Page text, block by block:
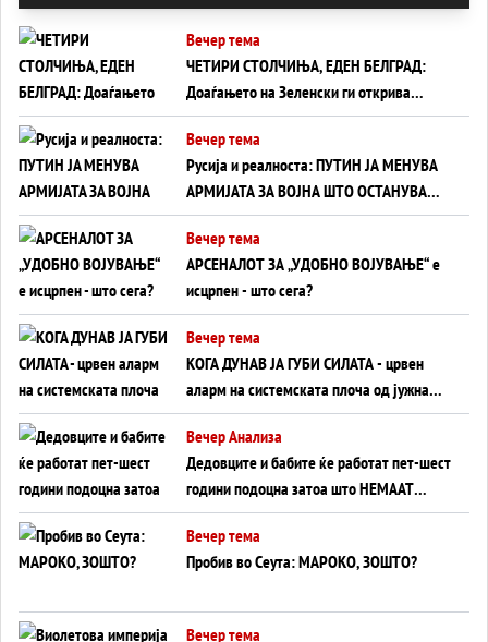
Вечер тема
ЧЕТИРИ СТОЛЧИЊА, ЕДЕН БЕЛГРАД:
Доаѓањето на Зеленски ги открива
тајните на политиката на балансирање
на Вучиќ
Вечер тема
Русија и реалноста: ПУТИН ЈА МЕНУВА
АРМИЈАТА ЗА ВОЈНА ШТО ОСТАНУВА
БЕЗ ФРОНТ
Вечер тема
АРСЕНАЛОТ ЗА „УДОБНО ВОЈУВАЊЕ“ е
исцрпен - што сега?
Вечер тема
КОГА ДУНАВ ЈА ГУБИ СИЛАТА - црвен
аларм на системската плоча од јужна
Германија до Црното Море...
Вечер Анализа
Дедовците и бабите ќе работат пет-шест
години подоцна затоа што НЕМААТ
ВНУЦИ ДА ГИ ЗАМЕНАТ
Вечер тема
Пробив во Сеута: МАРОКО, ЗОШТО?
Вечер тема